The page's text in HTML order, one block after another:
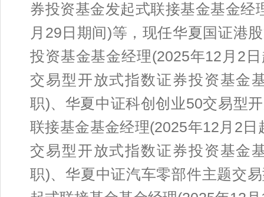
券投资基金发起式联接基金基金经
月29日期间)等，现任华夏国证港
投资基金基金经理(2025年12月2
交易型开放式指数证券投资基金
职)、华夏中证科创创业50交易型
联接基金基金经理(2025年12月2
交易型开放式指数证券投资基金
职)、华夏中证汽车零部件主题交